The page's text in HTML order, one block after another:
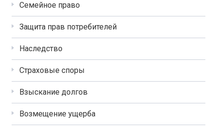
Семейное право
Защита прав потребителей
Наследство
Страховые споры
Взыскание долгов
Возмещение ущерба